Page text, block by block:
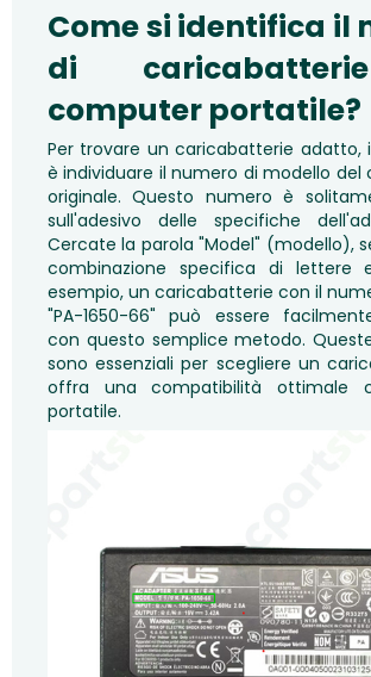
Come si identifica il
di
computer portatile?
Per trovare un caricabatterie adatto,
è individuare il numero di modello del
originale. Questo numero è
sull'adesivo delle specifiche
Cercate la parola "Model" (modello),
combinazione specifica di lettere
esempio, un caricabatterie con il
"PA-1650-66" può essere
con questo semplice metodo.
sono essenziali per scegliere un
offra una compatibilità ottimale
portatile.